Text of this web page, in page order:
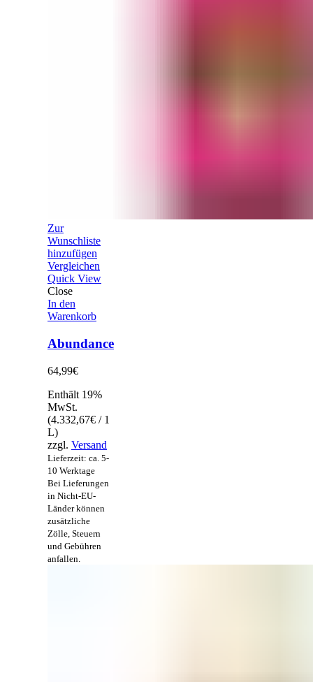
Zur
Wunschliste
hinzufügen
Vergleichen
Quick View
Close
In den
Warenkorb
Abundance
64,99€
Enthält 19%
MwSt.
(4.332,67€ / 1
L)
zzgl. Versand
Lieferzeit: ca. 5-
10 Werktage
Bei Lieferungen
in Nicht-EU-
Länder können
zusätzliche
Zölle, Steuern
und Gebühren
anfallen.